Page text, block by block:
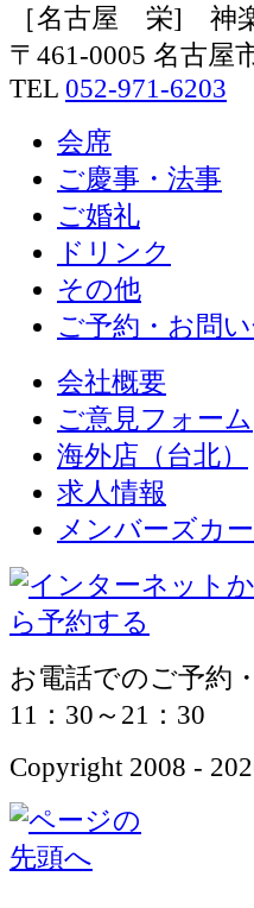
［名古屋 栄] 神
〒461-0005 名古屋
TEL 052-971-6203
会席
ご慶事・法事
ご婚礼
ドリンク
その他
ご予約・お問
会社概要
ご意見フォーム
海外店（台北）
求人情報
メンバーズカ
お電話でのご予約
11：30～21：30
Copyright 2008 -